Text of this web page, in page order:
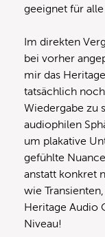
geeignet für
Im direkten
bei vorher
mir das
tatsächlich
Wiedergabe zu
audiophilen
um plakative
gefühlte
anstatt konkret
wie
Heritage Audio
Niveau!